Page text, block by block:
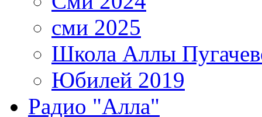
сми 2025
Школа Аллы
Юбилей 2019
Радио "Алла"